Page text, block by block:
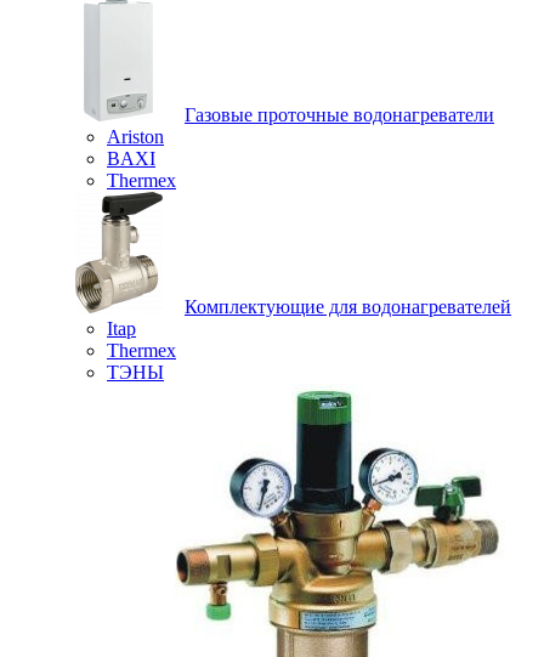
Газовые проточные водонагреватели
Ariston
BAXI
Thermex
Комплектующие для водонагревателей
Itap
Thermex
ТЭНЫ